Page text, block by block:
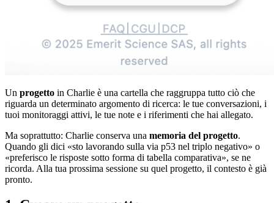
Un progetto in Charlie è una cartella che raggruppa tutto ciò che
riguarda un determinato argomento di ricerca: le tue conversazioni, i
tuoi monitoraggi attivi, le tue note e i riferimenti che hai allegato.
Ma soprattutto: Charlie conserva una memoria del progetto.
Quando gli dici «sto lavorando sulla via p53 nel triplo negativo» o
«preferisco le risposte sotto forma di tabella comparativa», se ne
ricorda. Alla tua prossima sessione su quel progetto, il contesto è già
pronto.